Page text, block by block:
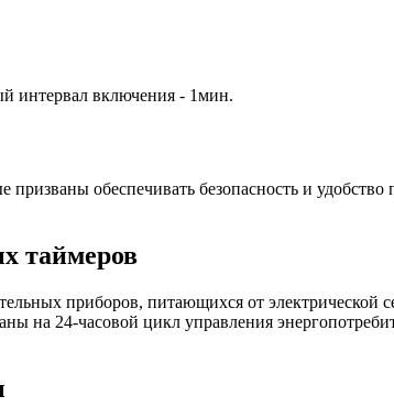
интервал включения - 1мин.
обеспечивать безопасность и
таймеров
приборов, питающихся от электрической
на 24-часовой цикл управления